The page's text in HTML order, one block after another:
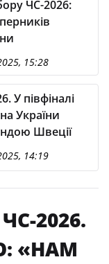
ЧС-2026:
15:28
У півфіналі
України
Швеції
14:19
2026.
«НАМ